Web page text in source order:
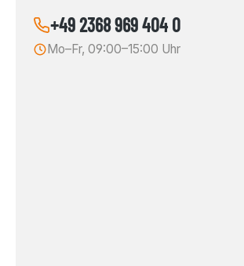
+49 2368 969 404 0
Mo–Fr, 09:00–15:00 Uhr